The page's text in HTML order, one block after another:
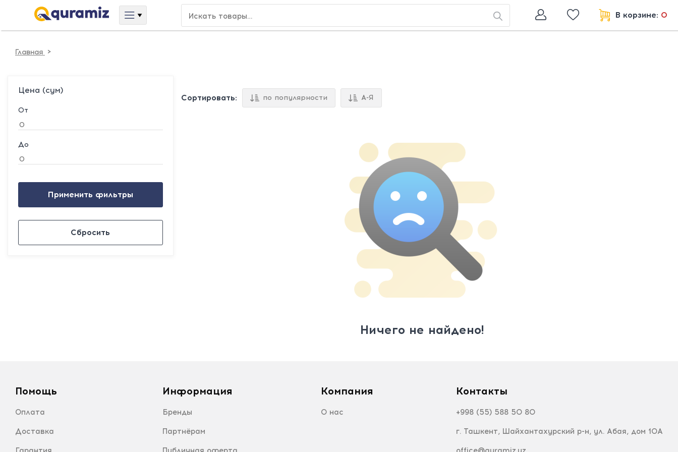
В корзине: 0
Главная >
Цена (сум)
От
До
Применить фильтры
Сбросить
Сортировать: по популярности А-Я
Ничего не найдено!
Помощь
Оплата
Доставка
Информация
Бренды
Партнёрам
Компания
О нас
Контакты
+998 (55) 588 50 80
г. Ташкент, Шайхантахурский р-н, ул. Абая, дом 10А